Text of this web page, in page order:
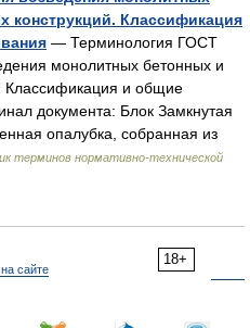
конструкций. Классификация
— Терминология ГОСТ
монолитных бетонных и
Классификация и общие
документа: Блок Замкнутая
опалубка, собранная из
терминов нормативно-технической
18+
сайте